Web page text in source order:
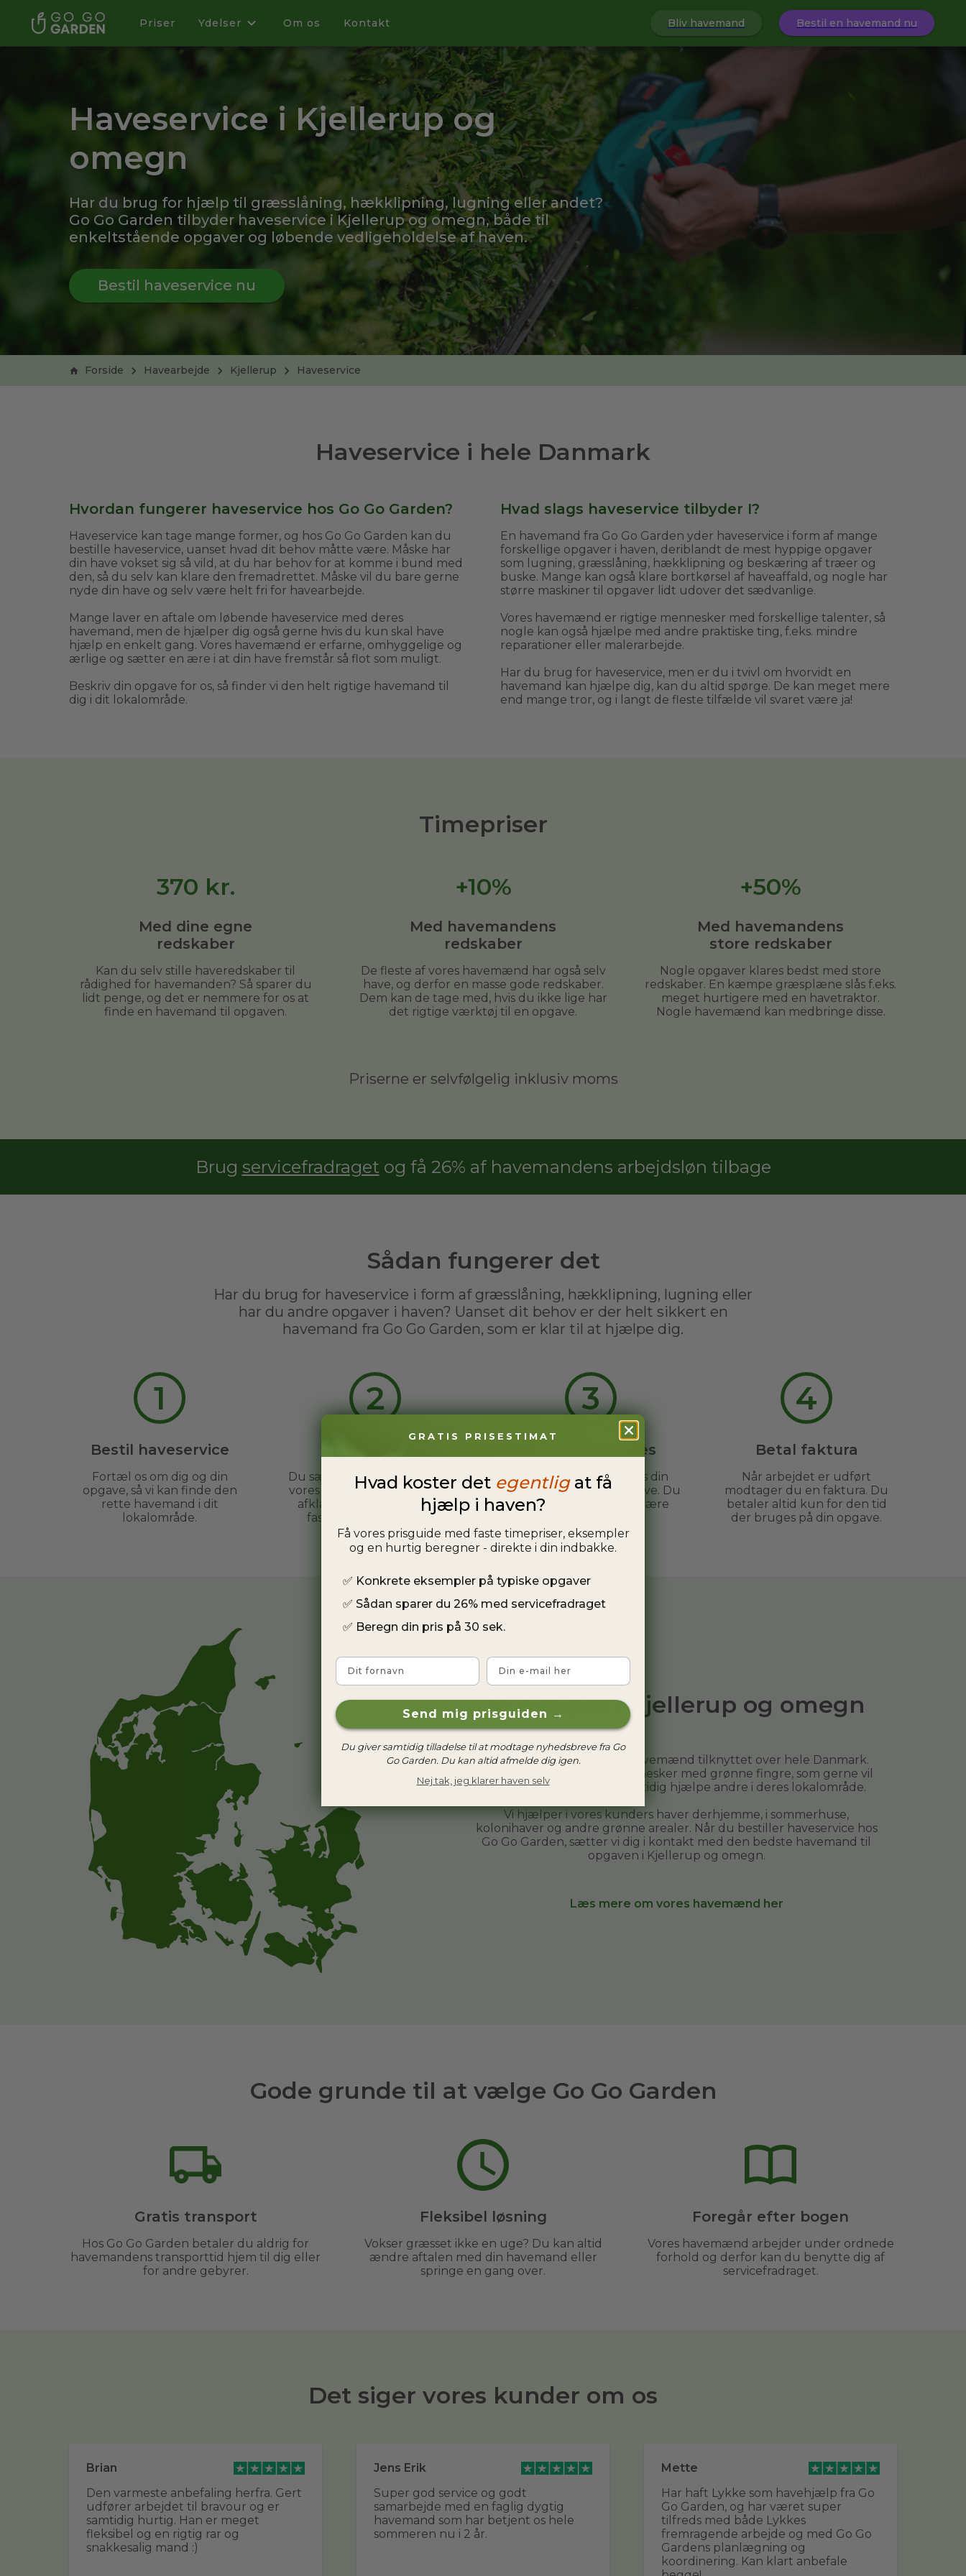
Priser Ydelser Om os Kontakt Bliv havemand Bestil en havemand nu
Haveservice i Kjellerup og
omegn
Har du brug for hjælp til græsslåning, hækklipning, lugning eller andet?
Go Go Garden tilbyder haveservice i Kjellerup og omegn, både til
enkeltstående opgaver og løbende vedligeholdelse af haven.
Bestil haveservice nu
Forside Havearbejde Kjellerup Haveservice
Haveservice i hele Danmark
Hvordan fungerer haveservice hos Go Go Garden?
Haveservice kan tage mange former, og hos Go Go Garden kan du
bestille haveservice, uanset hvad dit behov måtte være. Måske har
din have vokset sig så vild, at du har behov for at komme i bund med
den, så du selv kan klare den fremadrettet. Måske vil du bare gerne
nyde din have og selv være helt fri for havearbejde.
Mange laver en aftale om løbende haveservice med deres
havemand, men de hjælper dig også gerne hvis du kun skal have
hjælp en enkelt gang. Vores havemænd er erfarne, omhyggelige og
ærlige og sætter en ære i at din have fremstår så flot som muligt.
Beskriv din opgave for os, så finder vi den helt rigtige havemand til
dig i dit lokalområde.
Hvad slags haveservice tilbyder I?
En havemand fra Go Go Garden yder haveservice i form af mange
forskellige opgaver i haven, deriblandt de mest hyppige opgaver
som lugning, græsslåning, hækklipning og beskæring af træer og
buske. Mange kan også klare bortkørsel af haveaffald, og nogle har
større maskiner til opgaver lidt udover det sædvanlige.
Vores havemænd er rigtige mennesker med forskellige talenter, så
nogle kan også hjælpe med andre praktiske ting, f.eks. mindre
reparationer eller malerarbejde.
Har du brug for haveservice, men er du i tvivl om hvorvidt en
havemand kan hjælpe dig, kan du altid spørge. De kan meget mere
end mange tror, og i langt de fleste tilfælde vil svaret være ja!
Timepriser
370 kr.
Med dine egne
redskaber
Kan du selv stille haveredskaber til
rådighed for havemanden? Så sparer du
lidt penge, og det er nemmere for os at
finde en havemand til opgaven.
+10%
Med havemandens
redskaber
De fleste af vores havemænd har også selv
have, og derfor en masse gode redskaber.
Dem kan de tage med, hvis du ikke lige har
det rigtige værktøj til en opgave.
+50%
Med havemandens
store redskaber
Nogle opgaver klares bedst med store
redskaber. En kæmpe græsplæne slås f.eks.
meget hurtigere med en havetraktor.
Nogle havemænd kan medbringe disse.
Priserne er selvfølgelig inklusiv moms
Brug servicefradraget og få 26% af havemandens arbejdsløn tilbage
Sådan fungerer det
Har du brug for haveservice i form af græsslåning, hækklipning, lugning eller
har du andre opgaver i haven? Uanset dit behov er der helt sikkert en
havemand fra Go Go Garden, som er klar til at hjælpe dig.
1
Bestil haveservice
Fortæl os om dig og din
opgave, så vi kan finde den
rette havemand i dit
lokalområde.
2
Du sættes i kontakt med en af
vores havemænd, og sammen
afklarer I evt. spørgsmål og
fastsætter et tidspunkt.
3
Arbejdet udføres
Du kan slappe af, mens din
havemand ordner din have. Du
behøver ikke engang være
4
Betal faktura
Når arbejdet er udført
modtager du en faktura. Du
betaler altid kun for den tid
der bruges på din opgave.
Vi hjælper i Kjellerup og omegn
Hos Go Go Garden har vi havemænd tilknyttet over hele Danmark.
De er helt almindelige mennesker med grønne fingre, som gerne vil
tilbringe tid i haven og samtidig hjælpe andre i deres lokalområde.
Vi hjælper i vores kunders haver derhjemme, i sommerhuse,
kolonihaver og andre grønne arealer. Når du bestiller haveservice hos
Go Go Garden, sætter vi dig i kontakt med den bedste havemand til
opgaven i Kjellerup og omegn.
Læs mere om vores havemænd her
Gode grunde til at vælge Go Go Garden
Gratis transport
Hos Go Go Garden betaler du aldrig for
havemandens transporttid hjem til dig eller
for andre gebyrer.
Fleksibel løsning
Vokser græsset ikke en uge? Du kan altid
ændre aftalen med din havemand eller
springe en gang over.
Foregår efter bogen
Vores havemænd arbejder under ordnede
forhold og derfor kan du benytte dig af
servicefradraget.
Det siger vores kunder om os
Brian
Den varmeste anbefaling herfra. Gert
udfører arbejdet til bravour og er
samtidig hurtig. Han er meget
fleksibel og en rigtig rar og
snakkesalig mand :)
Jens Erik
Super god service og godt
samarbejde med en faglig dygtig
havemand som har betjent os hele
sommeren nu i 2 år.
Mette
Har haft Lykke som havehjælp fra Go
Go Garden, og har været super
tilfreds med både Lykkes
fremragende arbejde og med Go Go
Gardens planlægning og
koordinering. Kan klart anbefale
GRATIS PRISESTIMAT
Hvad koster det egentligat få
hjælp i haven?
Få vores prisguide med faste timepriser, eksempler
og en hurtig beregner - direkte i din indbakke.
✅ Konkrete eksempler på typiske opgaver
✅ Sådan sparer du 26% med servicefradraget
✅ Beregn din pris på 30 sek.
Fornavn Email
Send mig prisguiden →
Du giver samtidig tilladelse til at modtage nyhedsbreve fra Go
Go Garden. Du kan altid afmelde dig igen.
Nej tak, jeg klarer haven selv